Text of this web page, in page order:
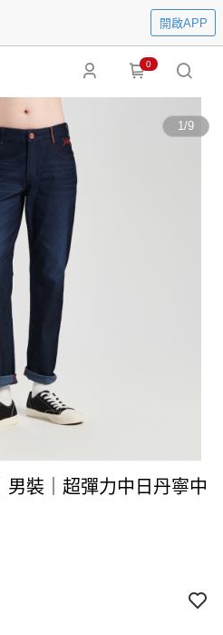
開啟APP
0
1/9
男裝｜超彈力中日丹寧中